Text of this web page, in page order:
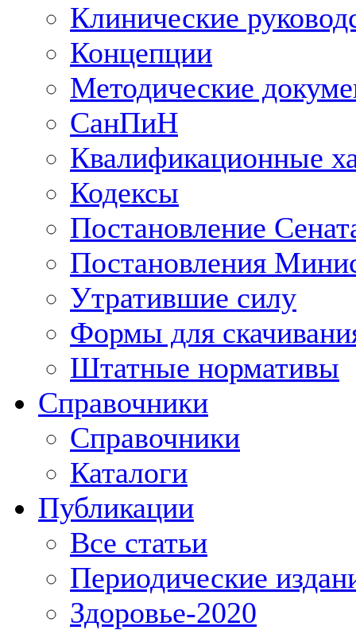
Клинические
Концепции
Методические
СанПиН
Квалификационные
Кодексы
Постановление
Постановления
Утратившие силу
Формы для
Штатные нормативы
Справочники
Справочники
Каталоги
Публикации
Все статьи
Периодические
Здоровье-2020